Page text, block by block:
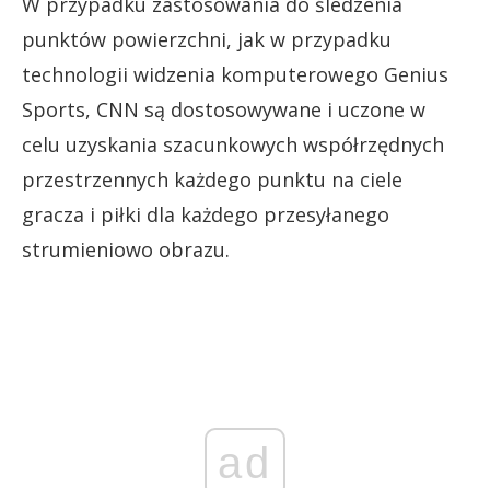
punktów powierzchni, jak w przypadku
technologii widzenia komputerowego Genius
Sports, CNN są dostosowywane i uczone w
celu uzyskania szacunkowych współrzędnych
przestrzennych każdego punktu na ciele
gracza i piłki dla każdego przesyłanego
strumieniowo obrazu.
ad